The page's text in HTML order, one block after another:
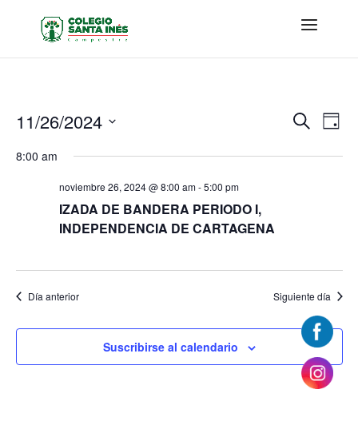
Buscar
de
Día
11/26/2024
fecha.
8:00 am
noviembre 26, 2024 @ 8:00 am-5:00 pm
IZADA DE BANDERA PERIODO I,
INDEPENDENCIA DE CARTAGENA
Día anterior Siguiente día
Suscribirse al calendario